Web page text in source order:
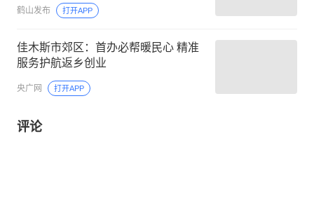
鹤山发布 打开APP
佳木斯市郊区：首办必帮暖民心 精准
服务护航返乡创业
央广网 打开APP
评论